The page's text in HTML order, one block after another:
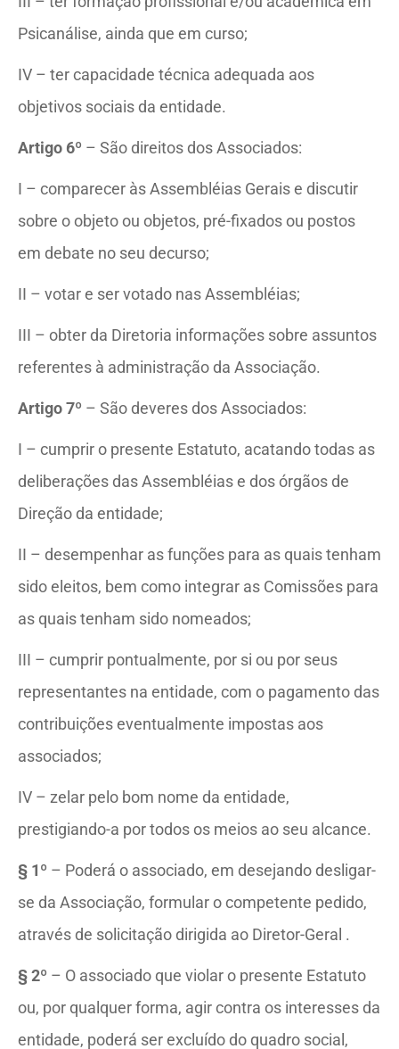
Psicanálise, ainda que em curso;
IV – ter capacidade técnica adequada aos
objetivos sociais da entidade.
Artigo 6º – São direitos dos Associados:
I – comparecer às Assembléias Gerais e discutir
sobre o objeto ou objetos, pré-fixados ou postos
em debate no seu decurso;
II – votar e ser votado nas Assembléias;
III – obter da Diretoria informações sobre assuntos
referentes à administração da Associação.
Artigo 7º – São deveres dos Associados:
I – cumprir o presente Estatuto, acatando todas as
deliberações das Assembléias e dos órgãos de
Direção da entidade;
II – desempenhar as funções para as quais tenham
sido eleitos, bem como integrar as Comissões para
as quais tenham sido nomeados;
III – cumprir pontualmente, por si ou por seus
representantes na entidade, com o pagamento das
contribuições eventualmente impostas aos
associados;
IV – zelar pelo bom nome da entidade,
prestigiando-a por todos os meios ao seu alcance.
§ 1º – Poderá o associado, em desejando desligar-
se da Associação, formular o competente pedido,
através de solicitação dirigida ao Diretor-Geral .
§ 2º – O associado que violar o presente Estatuto
ou, por qualquer forma, agir contra os interesses da
entidade, poderá ser excluído do quadro social,